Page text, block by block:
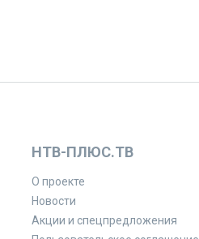
НТВ-ПЛЮС.ТВ
О проекте
Новости
Акции и спецпредложения